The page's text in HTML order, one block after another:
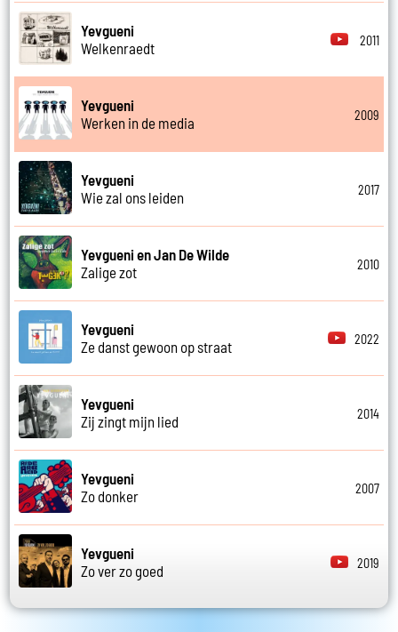
Yevgueni
Welkenraedt
2011
Yevgueni
Werken in de media
2009
Yevgueni
Wie zal ons leiden
2017
Yevgueni en Jan De Wilde
Zalige zot
2010
Yevgueni
Ze danst gewoon op straat
2022
Yevgueni
Zij zingt mijn lied
2014
Yevgueni
Zo donker
2007
Yevgueni
Zo ver zo goed
2019